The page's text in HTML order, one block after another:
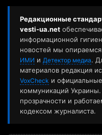
Редакционные
vesti-ua.net
информационной
новостей мы
ИМИ и Детектор медиа.
материалов редакция
VoxCheck и
коммуникаций
прозрачности и
кодексом журналиста.